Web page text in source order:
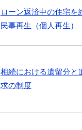
ローン返済中の住宅を
民事再生（個人再生）
相続における遺留分と
求の制度